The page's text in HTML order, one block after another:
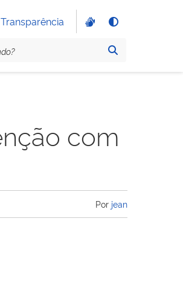
com
Por jean